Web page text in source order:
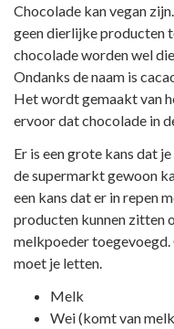
Chocolade kan vegan
geen dierlijke producten
chocolade worden wel
Ondanks de naam is
Het wordt gemaakt van
ervoor dat chocolade in
Er is een grote kans dat
de supermarkt gewoon
een kans dat er in repen
producten kunnen zitten
melkpoeder
moet je letten.
Melk
Wei (komt van